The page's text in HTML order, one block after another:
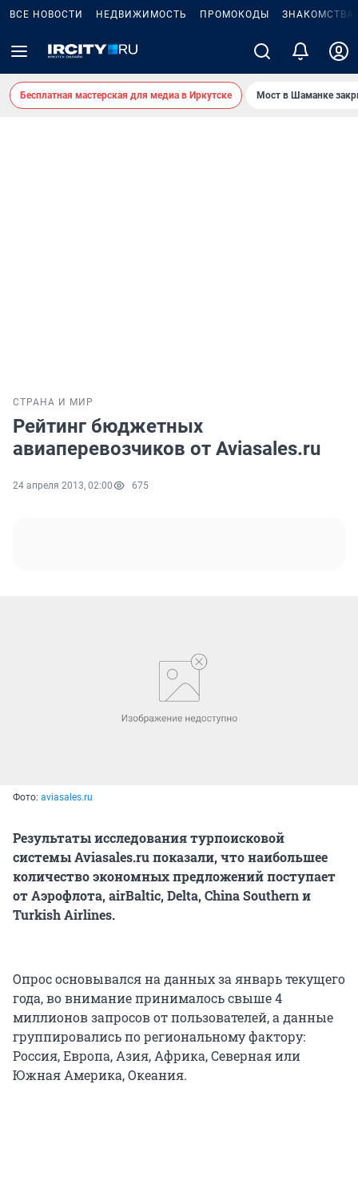
ВСЕ НОВОСТИ НЕДВИЖИМОСТЬ ПРОМОКОДЫ ЗНАКОМСТВА
Бесплатная мастерская для медиа в Иркутске Мост в Шаманке
СТРАНА И МИР
Рейтинг бюджетных
авиаперевозчиков от Aviasales.ru
24 апреля 2013, 02:00 675
Фото: aviasales.ru
Результаты исследования турпоисковой
системы Aviasales.ru показали, что наибольшее
количество экономных предложений поступает
от Аэрофлота, airBaltic, Delta, China Southern и
Turkish Airlines.
Опрос основывался на данных за январь текущего
года, во внимание принималось свыше 4
миллионов запросов от пользователей, а данные
группировались по региональному фактору:
Россия, Европа, Азия, Африка, Северная или
Южная Америка, Океания.